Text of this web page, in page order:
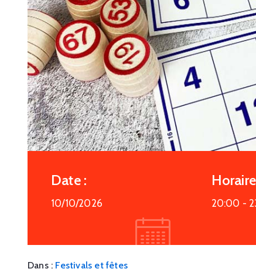
Date :
10/10/2026 20:00 -
Dans : Festivals et fêtes